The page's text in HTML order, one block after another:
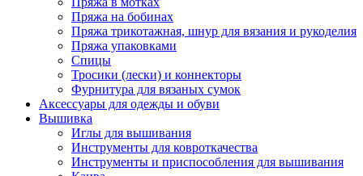
Пряжа на бобинах
Пряжа трикотажная, шнур для вязания и рукоделия
Пряжа упаковками
Спицы
Тросики (лески) и коннекторы
Фурнитура для вязаных сумок
Аксессуары для одежды и обуви
Вышивка
Иглы для вышивания
Инструменты для ковроткачества
Инструменты и приспособления для вышивания